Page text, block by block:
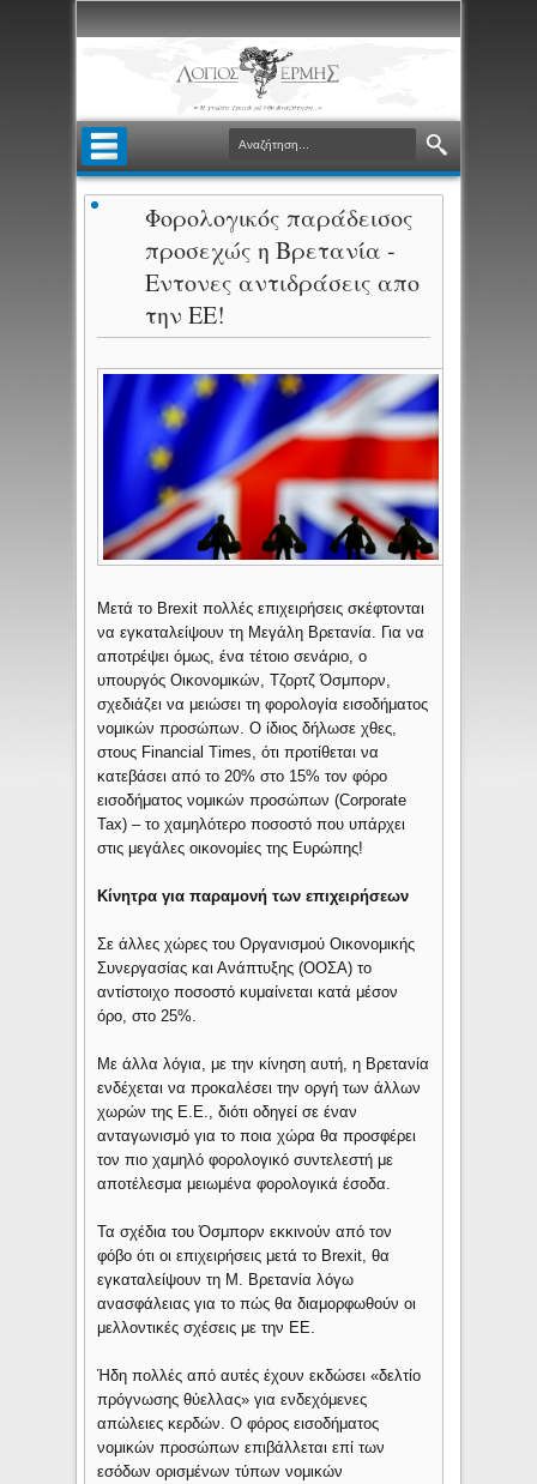
Φορολογικός παράδεισος
προσεχώς η Βρετανία -
Εντονες αντιδράσεις απο
την ΕΕ!
Μετά το Brexit πολλές επιχειρήσεις σκέφτονται
να εγκαταλείψουν τη Mεγάλη Βρετανία. Για να
αποτρέψει όμως, ένα τέτοιο σενάριο, ο
υπουργός Οικονομικών, Τζορτζ Όσμπορν,
σχεδιάζει να μειώσει τη φορολογία εισοδήματος
νομικών προσώπων. Ο ίδιος δήλωσε χθες,
στους Financial Times, ότι προτίθεται να
κατεβάσει από το 20% στο 15% τον φόρο
εισοδήματος νομικών προσώπων (Corporate
Tax) – το χαμηλότερο ποσοστό που υπάρχει
στις μεγάλες οικονομίες της Ευρώπης!
Κίνητρα για παραμονή των επιχειρήσεων
Σε άλλες χώρες του Οργανισμού Οικονομικής
Συνεργασίας και Ανάπτυξης (ΟΟΣΑ) το
αντίστοιχο ποσοστό κυμαίνεται κατά μέσον
όρο, στο 25%.
Με άλλα λόγια, με την κίνηση αυτή, η Βρετανία
ενδέχεται να προκαλέσει την οργή των άλλων
χωρών της Ε.Ε., διότι οδηγεί σε έναν
ανταγωνισμό για το ποια χώρα θα προσφέρει
τον πιο χαμηλό φορολογικό συντελεστή με
αποτέλεσμα μειωμένα φορολογικά έσοδα.
Τα σχέδια του Όσμπορν εκκινούν από τον
φόβο ότι οι επιχειρήσεις μετά το Brexit, θα
εγκαταλείψουν τη M. Βρετανία λόγω
ανασφάλειας για το πώς θα διαμορφωθούν οι
μελλοντικές σχέσεις με την ΕΕ.
Ήδη πολλές από αυτές έχουν εκδώσει «δελτίο
πρόγνωσης θύελλας» για ενδεχόμενες
απώλειες κερδών. Ο φόρος εισοδήματος
νομικών προσώπων επιβάλλεται επί των
εσόδων ορισμένων τύπων νομικών